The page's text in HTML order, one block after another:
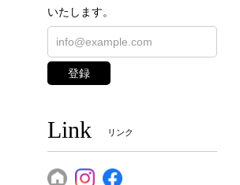
いたします。
登録
Link リンク